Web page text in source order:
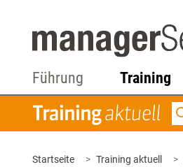
Führung Training
Startseite Training aktuell